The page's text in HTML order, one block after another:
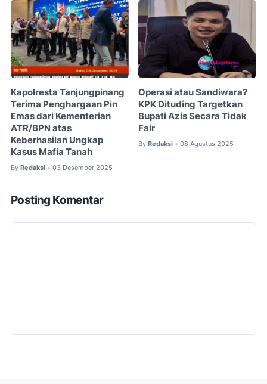
Kapolresta Tanjungpinang
Terima Penghargaan Pin
Emas dari Kementerian
ATR/BPN atas
Keberhasilan Ungkap
Kasus Mafia Tanah
By Redaksi • 03 Desember 2025
Operasi atau Sandiwara?
KPK Dituding Targetkan
Bupati Azis Secara Tidak
Fair
By Redaksi • 08 Agustus 2025
Posting Komentar